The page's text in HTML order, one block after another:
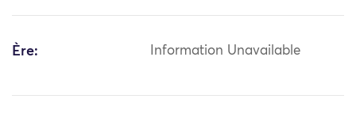
Ère: Information Unavailable